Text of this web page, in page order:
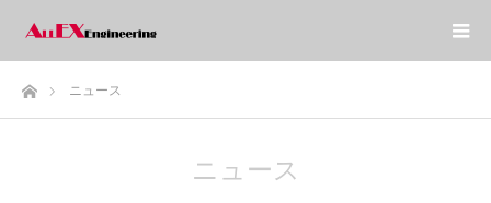
ホームニュース
ニュース